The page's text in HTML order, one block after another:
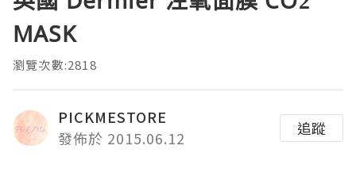
MASK
瀏覽次數:2818
PICKMESTORE
發佈於 2015.06.12
追蹤